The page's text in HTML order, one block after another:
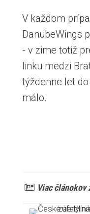
V každom
DanubeWings
- v zime totiž
linku medzi
týždenne let
málo.
Viac